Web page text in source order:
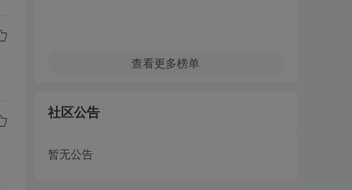
查看更多榜单
社区公告
暂无公告